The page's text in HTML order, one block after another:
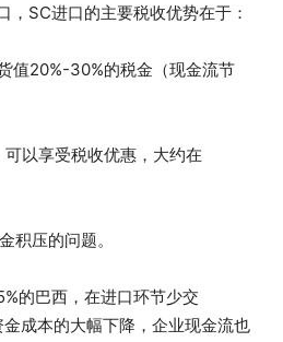
，SC进口的主要税收优势在于：
值20%-30%的税金（现金流节
以享受税收优惠，大约在
积压的问题。
的巴西，在进口环节少交
成本的大幅下降，企业现金流也